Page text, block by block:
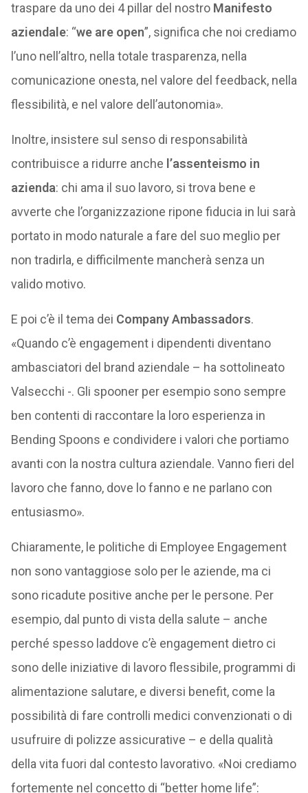
traspare da uno dei 4 pillar del nostro Manifesto
aziendale: “we are open”, significa che noi crediamo
l’uno nell’altro, nella totale trasparenza, nella
comunicazione onesta, nel valore del feedback, nella
flessibilità, e nel valore dell’autonomia».
Inoltre, insistere sul senso di responsabilità
contribuisce a ridurre anche l’assenteismo in
azienda: chi ama il suo lavoro, si trova bene e
avverte che l’organizzazione ripone fiducia in lui sarà
portato in modo naturale a fare del suo meglio per
non tradirla, e difficilmente mancherà senza un
valido motivo.
E poi c’è il tema dei Company Ambassadors.
«Quando c’è engagement i dipendenti diventano
ambasciatori del brand aziendale – ha sottolineato
Valsecchi -. Gli spooner per esempio sono sempre
ben contenti di raccontare la loro esperienza in
Bending Spoons e condividere i valori che portiamo
avanti con la nostra cultura aziendale. Vanno fieri del
lavoro che fanno, dove lo fanno e ne parlano con
entusiasmo».
Chiaramente, le politiche di Employee Engagement
non sono vantaggiose solo per le aziende, ma ci
sono ricadute positive anche per le persone. Per
esempio, dal punto di vista della salute – anche
perché spesso laddove c’è engagement dietro ci
sono delle iniziative di lavoro flessibile, programmi di
alimentazione salutare, e diversi benefit, come la
possibilità di fare controlli medici convenzionati o di
usufruire di polizze assicurative – e della qualità
della vita fuori dal contesto lavorativo. «Noi crediamo
fortemente nel concetto di “better home life”: